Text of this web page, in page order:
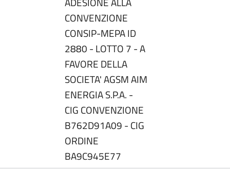
CONVENZIONE
CONSIP-MEPA ID
2880 - LOTTO 7 - A
FAVORE DELLA
SOCIETA' AGSM AIM
ENERGIA S.P.A. -
CIG CONVENZIONE
B762D91A09 - CIG
ORDINE
BA9C945E77